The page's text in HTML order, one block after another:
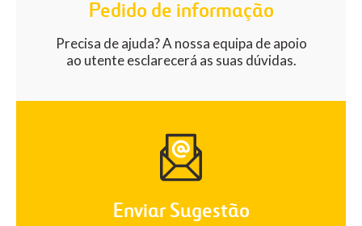
Pedido de informação
Precisa de ajuda? A nossa equipa de apoio
ao utente esclarecerá as suas dúvidas.
Enviar Sugestão